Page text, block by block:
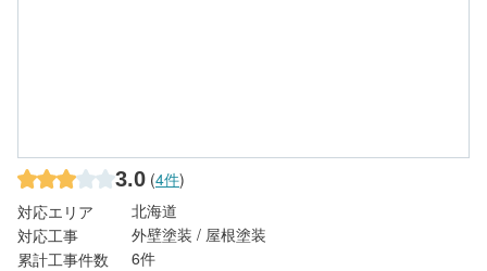
3.0 (4件)
対応エリア
北海道
対応工事
外壁塗装 / 屋根塗装
累計工事件数
6件